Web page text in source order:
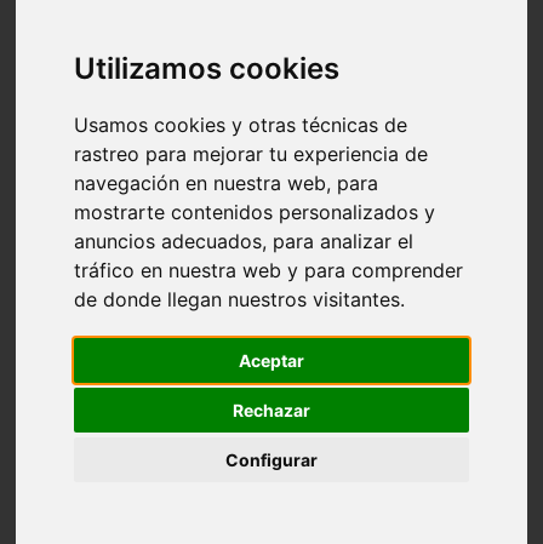
Utilizamos cookies
Usamos cookies y otras técnicas de
rastreo para mejorar tu experiencia de
navegación en nuestra web, para
mostrarte contenidos personalizados y
anuncios adecuados, para analizar el
tráfico en nuestra web y para comprender
de donde llegan nuestros visitantes.
Aceptar
Rechazar
Configurar
Cantabria - suances
Sevilla - bormujos
Málaga - júzcar
Huesca - alquézar
Huesca - castejón-de-sos
Lleida - alt-àneu
Córdoba - almedinilla
Navarra - zangoza
Cantabria - arenas-de-iguña
Barcelona - la-pobla-de-lillet
Murcia - cartagena
Madrid - nuevo-baztán